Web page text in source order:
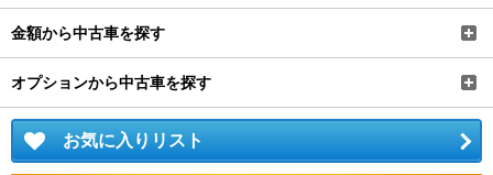
金額から中古車を探す
オプションから中古車を探す
お気に入りリスト